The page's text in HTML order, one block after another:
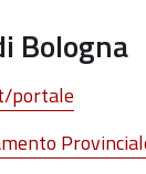
Bologna
portale